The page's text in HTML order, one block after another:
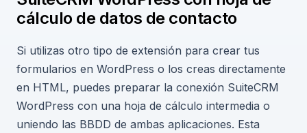
cálculo de datos de contacto
Si utilizas otro tipo de extensión para crear tus
formularios en WordPress o los creas directamente
en HTML, puedes preparar la conexión SuiteCRM
WordPress con una hoja de cálculo intermedia o
uniendo las BBDD de ambas aplicaciones. Esta